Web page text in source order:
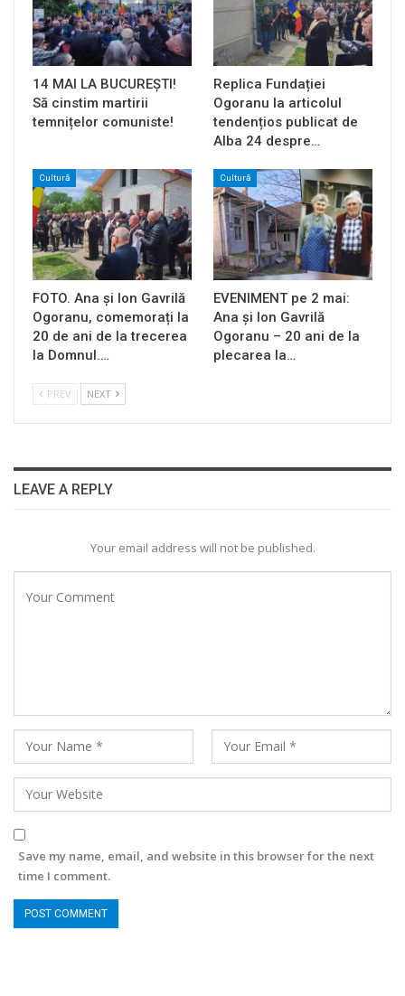
14 MAI LA BUCUREȘTI!
Să cinstim martirii
temnițelor comuniste!
Replica Fundației
Ogoranu la articolul
tendențios publicat de
Alba 24 despre…
Cultură
FOTO. Ana și Ion Gavrilă
Ogoranu, comemorați la
20 de ani de la trecerea
la Domnul.…
Cultură
EVENIMENT pe 2 mai:
Ana și Ion Gavrilă
Ogoranu – 20 ani de la
plecarea la…
PREV NEXT
LEAVE A REPLY
Your email address will not be published.
Save my name, email, and website in this browser for the next
time I comment.